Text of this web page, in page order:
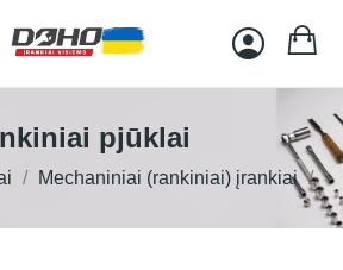
pjūklai
Mechaniniai (rankiniai) įrankiai